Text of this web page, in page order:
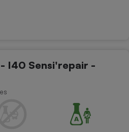
I40 Sensi'repair -